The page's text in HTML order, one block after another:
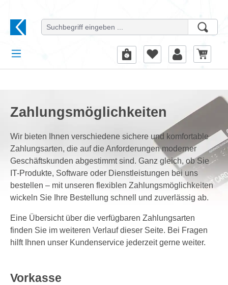
Zahlungsmöglichkeiten
Wir bieten Ihnen verschiedene sichere und komfortable
Zahlungsarten, die auf die Anforderungen moderner
Geschäftskunden abgestimmt sind. Ganz gleich, ob Sie
IT-Produkte, Software oder Dienstleistungen bei uns
bestellen – mit unseren flexiblen Zahlungsmöglichkeiten
wickeln Sie Ihre Bestellung schnell und zuverlässig ab.
Eine Übersicht über die verfügbaren Zahlungsarten
finden Sie im weiteren Verlauf dieser Seite. Bei Fragen
hilft Ihnen unser Kundenservice jederzeit gerne weiter.
Vorkasse